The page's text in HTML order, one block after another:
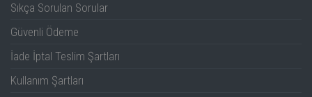
Sıkça Sorulan Sorular
Güvenli Ödeme
İade İptal Teslim Şartları
Kullanım Şartları